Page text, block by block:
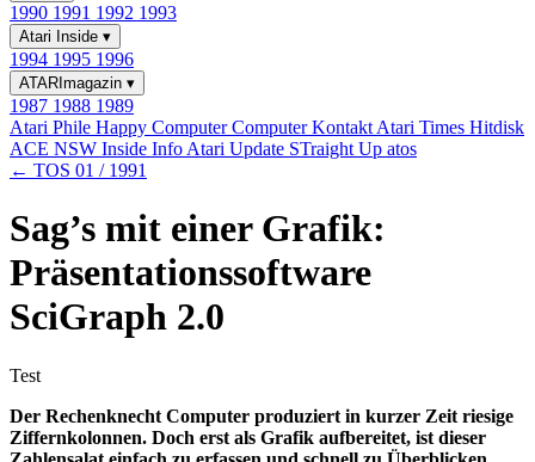
1990 1991 1992 1993
Atari Inside ▾
1994 1995 1996
ATARImagazin ▾
1987 1988 1989
Atari Phile Happy ComputerComputer Kontakt Atari Times Hitdisk
ACE NSW Inside Info Atari Update STraight Up atos
← TOS 01 / 1991
Sag’s mit einer Grafik:
Präsentationssoftware
SciGraph 2.0
Test
Der Rechenknecht Computer produziert in kurzer Zeit riesige
Ziffernkolonnen. Doch erst als Grafik aufbereitet, ist dieser